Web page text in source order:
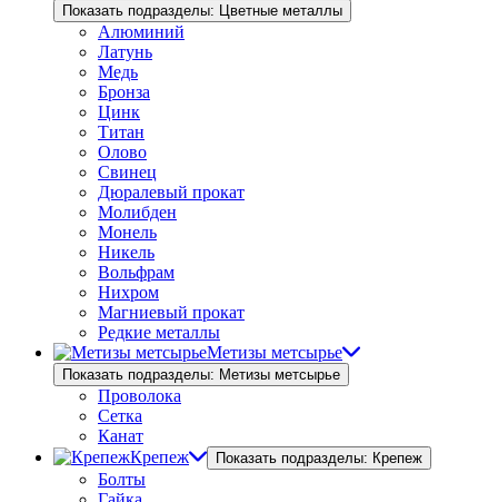
Показать подразделы: Цветные металлы
Алюминий
Латунь
Медь
Бронза
Цинк
Титан
Олово
Свинец
Дюралевый прокат
Молибден
Монель
Никель
Вольфрам
Нихром
Магниевый прокат
Редкие металлы
Метизы метсырье
Показать подразделы: Метизы метсырье
Проволока
Сетка
Канат
Крепеж
Показать подразделы: Крепеж
Болты